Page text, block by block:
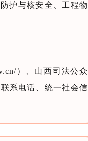
护与核安全、工程物
）、山西司法公众
系电话、统一社会信